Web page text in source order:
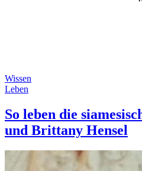
Wissen
Leben
So leben die
und Brittany Hensel